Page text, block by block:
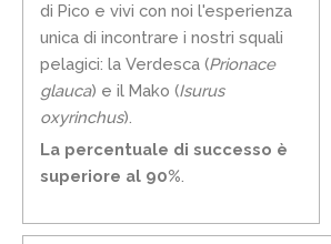
di Pico e vivi con noi l'esperienza
unica di incontrare i nostri squali
pelagici: la Verdesca (Prionace
glauca) e il Mako (Isurus
oxyrinchus).
La percentuale di successo è
superiore al 90%